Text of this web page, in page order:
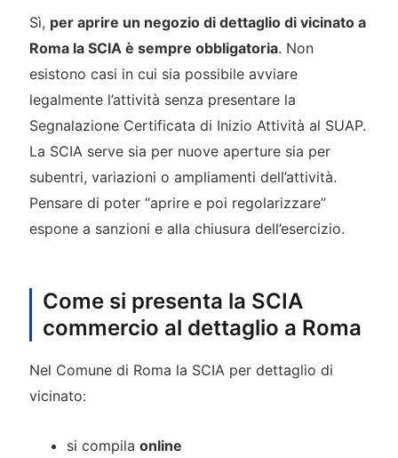
Sì, per aprire un negozio di dettaglio di vicinato a
Roma la SCIA è sempre obbligatoria. Non
esistono casi in cui sia possibile avviare
legalmente l’attività senza presentare la
Segnalazione Certificata di Inizio Attività al SUAP.
La SCIA serve sia per nuove aperture sia per
subentri, variazioni o ampliamenti dell’attività.
Pensare di poter “aprire e poi regolarizzare”
espone a sanzioni e alla chiusura dell’esercizio.
Come si presenta la SCIA
commercio al dettaglio a Roma
Nel Comune di Roma la SCIA per dettaglio di
vicinato:
si compilaonline